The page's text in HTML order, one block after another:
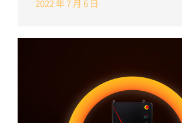
2022 年 7 月 6 日